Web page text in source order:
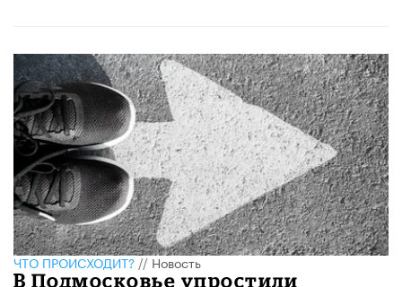
ЧТО ПРОИСХОДИТ?//Новость
В Подмосковье упростили